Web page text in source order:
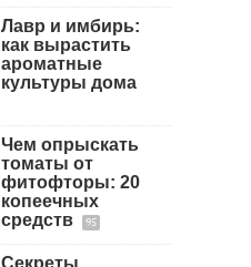
Лавр и имбирь:
как вырастить
ароматные
культуры дома
Чем опрыскать
томаты от
фитофторы: 20
копеечных
средств
95
Секреты